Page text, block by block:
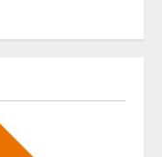
病歴要約を自
能を提供開始